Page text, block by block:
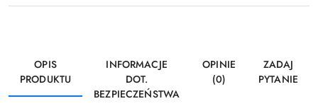
OPIS
PRODUKTU
INFORMACJE
DOT.
BEZPIECZEŃSTWA
OPINIE
(0)
ZADAJ
PYTANIE